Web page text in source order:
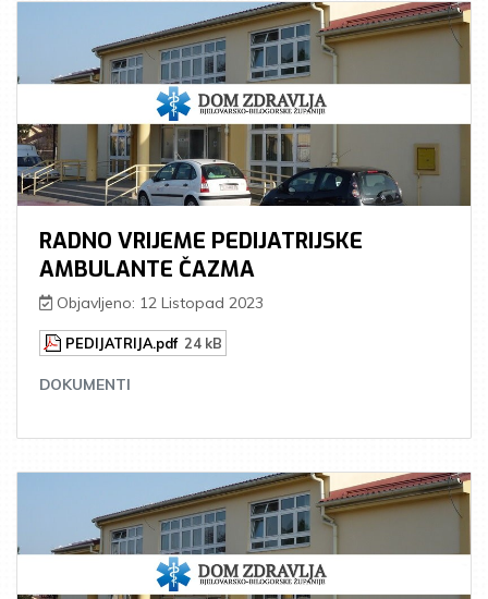
RADNO VRIJEME PEDIJATRIJSKE
AMBULANTE ČAZMA
Objavljeno: 12 Listopad 2023
DOKUMENTI
PEDIJATRIJA.pdf 24 kB